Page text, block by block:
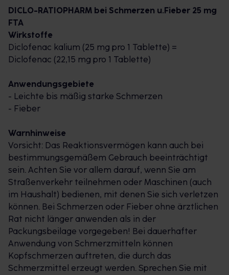
DICLO-RATIOPHARM bei Schmerzen u.Fieber 25 mg
FTA
Wirkstoffe
Diclofenac kalium (25 mg pro 1 Tablette) =
Diclofenac (22,15 mg pro 1 Tablette)
Anwendungsgebiete
- Leichte bis mäßig starke Schmerzen
- Fieber
Warnhinweise
Vorsicht: Das Reaktionsvermögen kann auch bei
bestimmungsgemäßem Gebrauch beeinträchtigt
sein. Achten Sie vor allem darauf, wenn Sie am
Straßenverkehr teilnehmen oder Maschinen (auch
im Haushalt) bedienen, mit denen Sie sich verletzen
können. Bei Schmerzen oder Fieber ohne ärztlichen
Rat nicht länger anwenden als in der
Packungsbeilage vorgegeben! Bei dauerhafter
Anwendung von Schmerzmitteln können
Kopfschmerzen auftreten, die durch das
Schmerzmittel erzeugt werden. Sprechen Sie mit